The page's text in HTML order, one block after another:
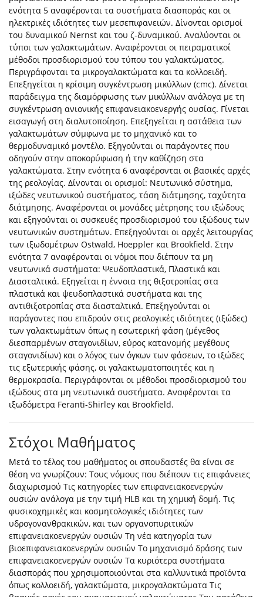
ενότητα 5 αναφέρονται τα συστήματα διασποράς και οι
ηλεκτρικές ιδιότητες των μεσεπιφανειών. Δίνονται ορισμοί
του δυναμικού Νernst και του ζ-δυναμικού. Αναλύονται οι
τύποι των γαλακτωμάτων. Αναφέρονται οι πειραματικοί
μέθοδοι προσδιορισμού του τύπου του γαλακτώματος.
Περιγράφονται τα μικρογαλακτώματα και τα κολλοειδή.
Επεξηγείται η κρίσιμη συγκέντρωση μικύλλων (cmc). Δίνεται
παράδειγμα της διαμόρφωσης των μικύλλων ανάλογα με τη
συγκέντρωση ανιονικής επιφανειακοενεργής ουσίας. Γίνεται
εισαγωγή στη διαλυτοποίηση. Επεξηγείται η αστάθεια των
γαλακτωμάτων σύμφωνα με το μηχανικό και το
θερμοδυναμικό μοντέλο. Εξηγούνται οι παράγοντες που
οδηγούν στην αποκορύφωση ή την καθίζηση στα
γαλακτώματα. Στην ενότητα 6 αναφέρονται οι βασικές αρχές
της ρεολογίας. Δίνονται οι ορισμοί: Nευτωνικό σύστημα,
ιξώδες νευτωνικού συστήματος, τάση διάτμησης, ταχύτητα
διάτμησης. Αναφέρονται οι μονάδες μέτρησης του ιξώδους
και εξηγούνται οι συσκευές προσδιορισμού του ιξώδους των
νευτωνικών συστημάτων. Επεξηγούνται οι αρχές λειτουργίας
των ιξωδομέτρων Ostwald, Hoeppler και Brookfield. Στην
ενότητα 7 αναφέρονται οι νόμοι που διέπουν τα μη
νευτωνικά συστήματα: Ψευδοπλαστικά, Πλαστικά και
Διασταλτικά. Εξηγείται η έννοια της θιξοτροπίας στα
πλαστικά και ψευδοπλαστικά συστήματα και της
αντιθιξοτροπίας στα διασταλτικά. Επεξηγούνται οι
παράγοντες που επιδρούν στις ρεολογικές ιδιότητες (ιξώδες)
των γαλακτωμάτων όπως η εσωτερική φάση (μέγεθος
διεσπαρμένων σταγονιδίων, εύρος κατανομής μεγέθους
σταγονιδίων) και ο λόγος των όγκων των φάσεων, το ιξώδες
τις εξωτερικής φάσης, οι γαλακτωματοποιητές και η
θερμοκρασία. Περιγράφονται οι μέθοδοι προσδιορισμού του
ιξώδους στα μη νευτωνικά συστήματα. Αναφέρονται τα
ιξωδόμετρα Feranti-Shirley και Brookfield.
Στόχοι Μαθήματος
Μετά το τέλος του μαθήματος οι σπουδαστές θα είναι σε
θέση να γνωρίζουν: Tους νόμους που διέπουν τις επιφάνειες
διαχωρισμού Τις κατηγορίες των επιφανειακοενεργών
ουσιών ανάλογα με την τιμή HLB και τη χημική δομή. Τις
φυσικοχημικές και κοσμητολογικές ιδιότητες των
υδρογονανθρακικών, και των οργανοπυριτικών
επιφανειακοενεργών ουσιών Τη νέα κατηγορία των
βιοεπιφανειακοενεργών ουσιών Το μηχανισμό δράσης των
επιφανειακοενεργών ουσιών Τα κυριότερα συστήματα
διασποράς που χρησιμοποιούνται στα καλλυντικά προϊόντα
όπως κολλοειδή, γαλακτώματα, μικρογαλακτώματα Τις